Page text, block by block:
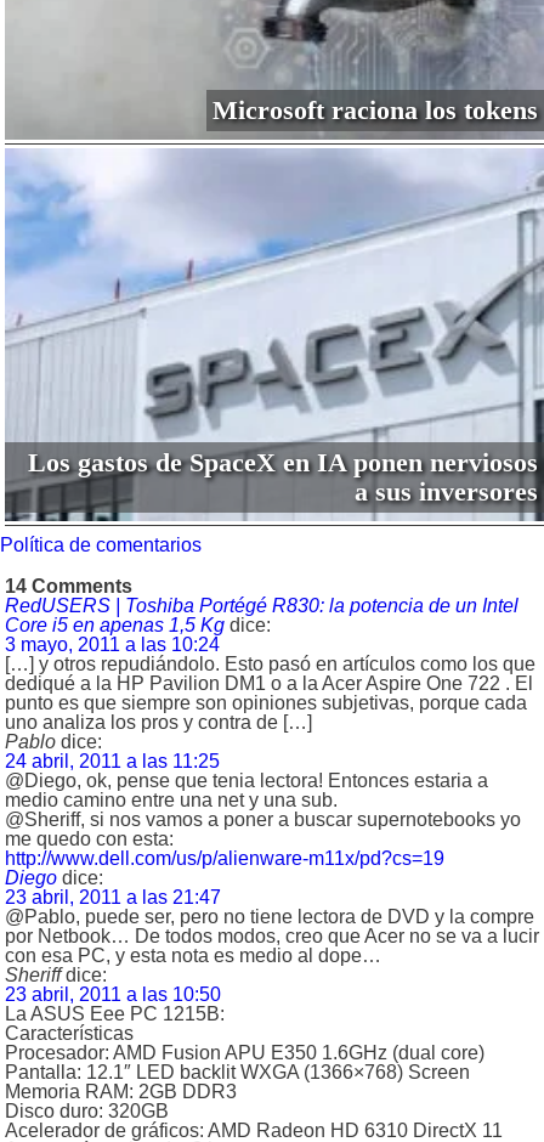
Microsoft raciona los tokens
Los gastos de SpaceX en IA ponen nerviosos
a sus inversores
Política de comentarios
14 Comments
RedUSERS | Toshiba Portégé R830: la potencia de un Intel
Core i5 en apenas 1,5 Kg dice:
3 mayo, 2011 a las 10:24
[…] y otros repudiándolo. Esto pasó en artículos como los que
dediqué a la HP Pavilion DM1 o a la Acer Aspire One 722 . El
punto es que siempre son opiniones subjetivas, porque cada
uno analiza los pros y contra de […]
Pablo dice:
24 abril, 2011 a las 11:25
@Diego, ok, pense que tenia lectora! Entonces estaria a
medio camino entre una net y una sub.
@Sheriff, si nos vamos a poner a buscar supernotebooks yo
me quedo con esta:
http://www.dell.com/us/p/alienware-m11x/pd?cs=19
Diego dice:
23 abril, 2011 a las 21:47
@Pablo, puede ser, pero no tiene lectora de DVD y la compre
por Netbook… De todos modos, creo que Acer no se va a lucir
con esa PC, y esta nota es medio al dope…
Sheriff dice:
23 abril, 2011 a las 10:50
La ASUS Eee PC 1215B:
Características
Procesador: AMD Fusion APU E350 1.6GHz (dual core)
Pantalla: 12.1″ LED backlit WXGA (1366×768) Screen
Memoria RAM: 2GB DDR3
Disco duro: 320GB
Acelerador de gráficos: AMD Radeon HD 6310 DirectX 11